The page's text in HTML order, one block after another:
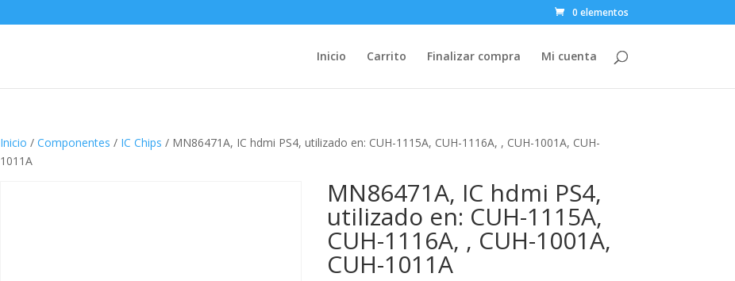
0 elementos
Inicio Carrito Finalizar compra Mi cuenta
Inicio / Componentes / IC Chips / MN86471A, IC hdmi PS4, utilizado en: CUH-1115A, CUH-1116A, , CUH-1001A, CUH-
1011A
MN86471A, IC hdmi PS4,
utilizado en: CUH-1115A,
CUH-1116A, , CUH-1001A,
CUH-1011A